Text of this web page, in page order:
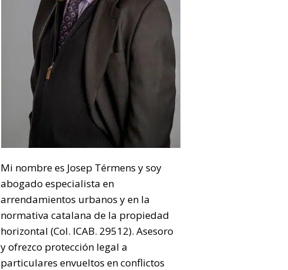
Mi nombre es Josep Térmens y soy
abogado especialista en
arrendamientos urbanos y en la
normativa catalana de la propiedad
horizontal (Col. ICAB. 29512). Asesoro
y ofrezco protección legal a
particulares envueltos en conflictos